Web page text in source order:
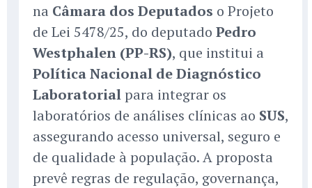
na Câmara dos Deputados o Projeto
de Lei 5478/25, do deputado Pedro
Westphalen (PP-RS), que institui a
Política Nacional de Diagnóstico
Laboratorial para integrar os
laboratórios de análises clínicas ao SUS,
assegurando acesso universal, seguro e
de qualidade à população. A proposta
prevê regras de regulação, governança,